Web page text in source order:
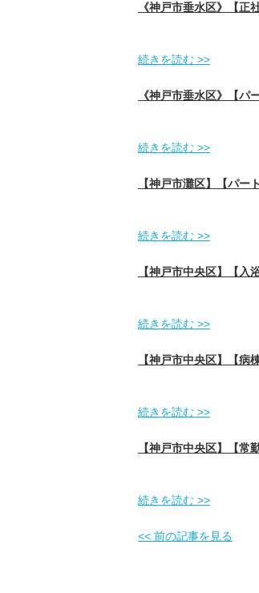
《神戸市垂水区》【
続きを読む >>
《神戸市垂水区》【
続きを読む >>
【神戸市灘区】【パー
続きを読む >>
【神戸市中央区】【
続きを読む >>
【神戸市中央区】【
続きを読む >>
【神戸市中央区】【
続きを読む >>
<< 前の記事を見る